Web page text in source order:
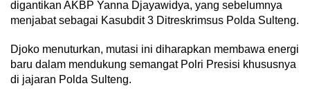
digantikan AKBP Yanna Djayawidya, yang sebelumnya
menjabat sebagai Kasubdit 3 Ditreskrimsus Polda Sulteng.
Djoko menuturkan, mutasi ini diharapkan membawa energi
baru dalam mendukung semangat Polri Presisi khususnya
di jajaran Polda Sulteng.